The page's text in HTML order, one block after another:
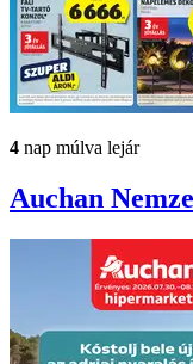
4 nap múlva lejár
Auchan